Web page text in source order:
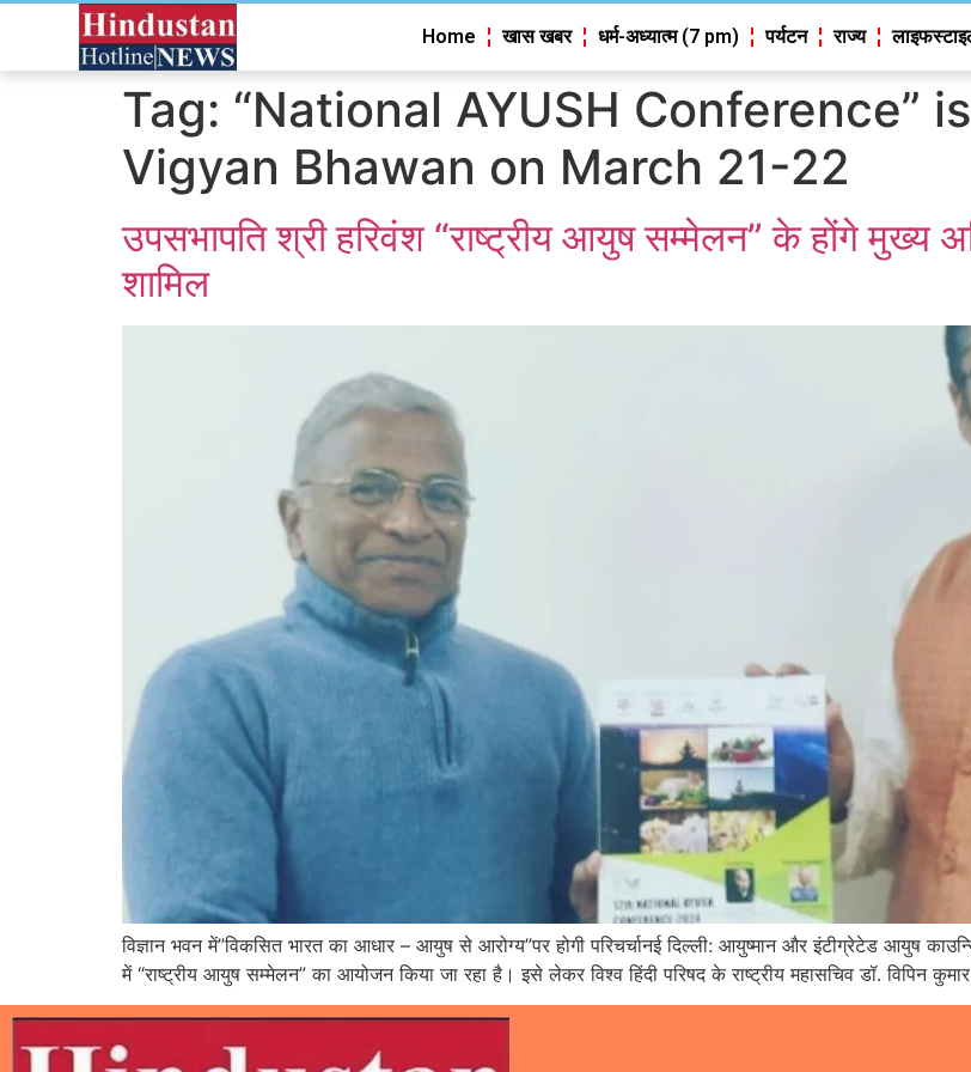
Home खास खबर धर्म-अध्यात्म (7 pm) पर्यटन राज्य
Tag: “National AYUSH Conference”
Vigyan Bhawan on March 21-22
उपसभापति श्री हरिवंश “राष्ट्रीय आयुष सम्मेलन” के होंगे मुख्य
शामिल
विज्ञान भवन में”विकसित भारत का आधार – आयुष से आरोग्य”पर होगी परिचर्चानई दिल्ली: आयुष्मान और इंटीग्रेटेड आयुष
में “राष्ट्रीय आयुष सम्मेलन” का आयोजन किया जा रहा है। इसे लेकर विश्व हिंदी परिषद के राष्ट्रीय महासचिव डॉ. विपिन